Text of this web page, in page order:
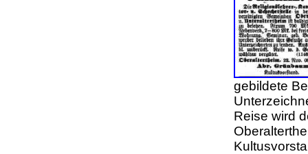
gebildete
Reise wird